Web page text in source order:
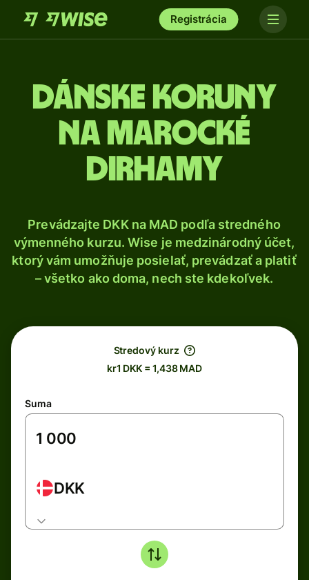
Registrácia
Dánske koruny
na marocké
dirhamy
Prevádzajte DKK na MAD podľa stredného
výmenného kurzu. Wise je medzinárodný účet,
ktorý vám umožňuje posielať, prevádzať a platiť
– všetko ako doma, nech ste kdekoľvek.
Stredový kurz
kr1 DKK = 1,438 MAD
Suma
DKK